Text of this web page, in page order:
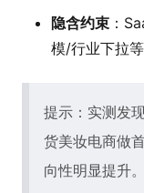
隐含约束 ：
模/行业下拉
提示：实测发
货美妆电商做
向性明显提升。